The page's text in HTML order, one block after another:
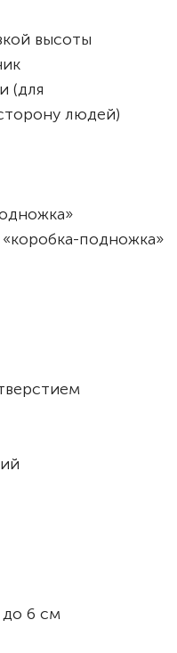
высоты
(для
людей)
подножка»
6 см